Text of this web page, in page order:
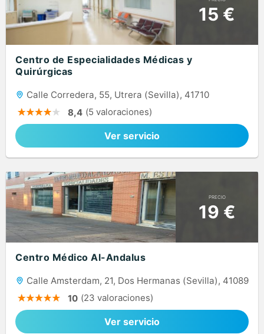
15 €
Centro de Especialidades Médicas y
Quirúrgicas
Calle Corredera, 55, Utrera (Sevilla), 41710
8,4 (5 valoraciones)
Ver servicio
PRECIO
19 €
Centro Médico Al-Andalus
Calle Amsterdam, 21, Dos Hermanas (Sevilla), 41089
10 (23 valoraciones)
Ver servicio